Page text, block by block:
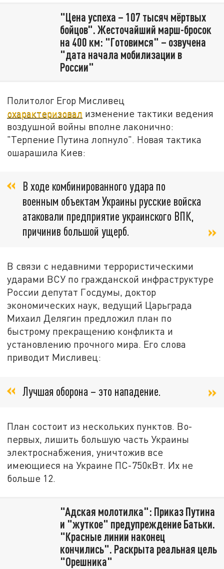
"Цена успеха – 107 тысяч мёртвых
бойцов". Жесточайший марш-бросок
на 400 км: "Готовимся" – озвучена
"дата начала мобилизации в
России"
Политолог Егор Мисливец
охарактеризовал изменение тактики ведения
воздушной войны вполне лаконично:
"Терпение Путина лопнуло". Новая тактика
ошарашила Киев:
В ходе комбинированного удара по
военным объектам Украины русские войска
атаковали предприятие украинского ВПК,
причинив большой ущерб.
В связи с недавними террористическими
ударами ВСУ по гражданской инфраструктуре
России депутат Госдумы, доктор
экономических наук, ведущий Царьграда
Михаил Делягин предложил план по
быстрому прекращению конфликта и
установлению прочного мира. Его слова
приводит Мисливец:
Лучшая оборона – это нападение.
План состоит из нескольких пунктов. Во-
первых, лишить большую часть Украины
электроснабжения, уничтожив все
имеющиеся на Украине ПС-750кВт. Их не
больше 12.
"Адская молотилка": Приказ Путина
и "жуткое" предупреждение Батьки.
"Красные линии наконец
кончились". Раскрыта реальная цель
"Орешника"